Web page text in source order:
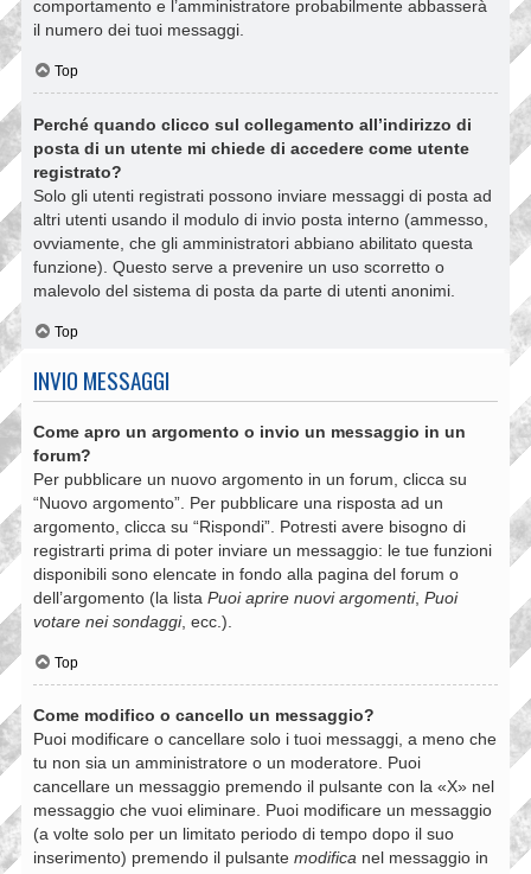
comportamento e l’amministratore probabilmente abbasserà
il numero dei tuoi messaggi.
Top
Perché quando clicco sul collegamento all’indirizzo di
posta di un utente mi chiede di accedere come utente
registrato?
Solo gli utenti registrati possono inviare messaggi di posta ad
altri utenti usando il modulo di invio posta interno (ammesso,
ovviamente, che gli amministratori abbiano abilitato questa
funzione). Questo serve a prevenire un uso scorretto o
malevolo del sistema di posta da parte di utenti anonimi.
Top
INVIO MESSAGGI
Come apro un argomento o invio un messaggio in un
forum?
Per pubblicare un nuovo argomento in un forum, clicca su
“Nuovo argomento”. Per pubblicare una risposta ad un
argomento, clicca su “Rispondi”. Potresti avere bisogno di
registrarti prima di poter inviare un messaggio: le tue funzioni
disponibili sono elencate in fondo alla pagina del forum o
dell’argomento (la lista Puoi aprire nuovi argomenti, Puoi
votare nei sondaggi, ecc.).
Top
Come modifico o cancello un messaggio?
Puoi modificare o cancellare solo i tuoi messaggi, a meno che
tu non sia un amministratore o un moderatore. Puoi
cancellare un messaggio premendo il pulsante con la «X» nel
messaggio che vuoi eliminare. Puoi modificare un messaggio
(a volte solo per un limitato periodo di tempo dopo il suo
inserimento) premendo il pulsante modifica nel messaggio in